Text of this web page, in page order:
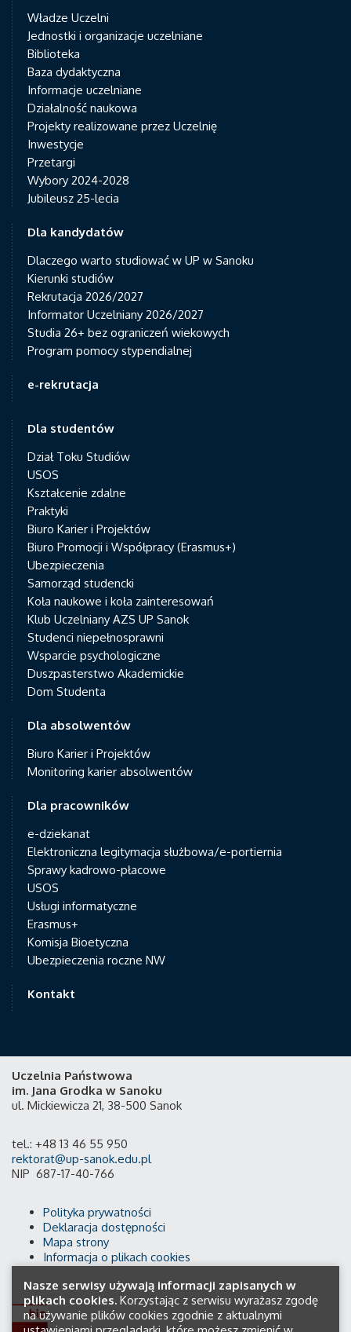
Władze Uczelni
Jednostki i organizacje uczelniane
Biblioteka
Baza dydaktyczna
Informacje uczelniane
Działalność naukowa
Projekty realizowane przez Uczelnię
Inwestycje
Przetargi
Wybory 2024-2028
Jubileusz 25-lecia
Dla kandydatów
Dlaczego warto studiować w UP w Sanoku
Kierunki studiów
Rekrutacja 2026/2027
Informator Uczelniany 2026/2027
Studia 26+ bez ograniczeń wiekowych
Program pomocy stypendialnej
e-rekrutacja
Dla studentów
Dział Toku Studiów
USOS
Kształcenie zdalne
Praktyki
Biuro Karier i Projektów
Biuro Promocji i Współpracy (Erasmus+)
Ubezpieczenia
Samorząd studencki
Koła naukowe i koła zainteresowań
Klub Uczelniany AZS UP Sanok
Studenci niepełnosprawni
Wsparcie psychologiczne
Duszpasterstwo Akademickie
Dom Studenta
Dla absolwentów
Biuro Karier i Projektów
Monitoring karier absolwentów
Dla pracowników
e-dziekanat
Elektroniczna legitymacja służbowa/e-portiernia
Sprawy kadrowo-płacowe
USOS
Usługi informatyczne
Erasmus+
Komisja Bioetyczna
Ubezpieczenia roczne NW
Kontakt
Uczelnia Państwowa
im. Jana Grodka w Sanoku
ul. Mickiewicza 21, 38-500 Sanok
tel.: +48 13 46 55 950
rektorat@up-sanok.edu.pl
NIP 687-17-40-766
Polityka prywatności
Deklaracja dostępności
Mapa strony
Informacja o plikach cookies
Nasze serwisy używają informacji zapisanych w
plikach cookies. Korzystając z serwisu wyrażasz zgodę
na używanie plików cookies zgodnie z aktualnymi